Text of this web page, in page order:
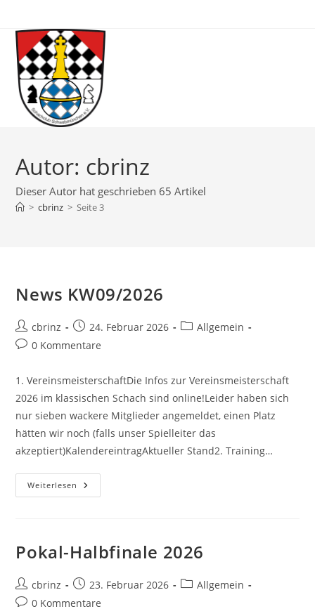
springen
Autor: cbrinz
Dieser Autor hat geschrieben 65 Artikel
> cbrinz > Seite 3
News KW09/2026
Beitrags-
Autor:
cbrinz
Beitrag
veröffentlicht:
24. Februar 2026
Beitrags-
Allgemein
Beitrags-
0 Kommentare
1. VereinsmeisterschaftDie Infos zur Vereinsmeisterschaft
2026 im klassischen Schach sind online!Leider haben sich
nur sieben wackere Mitglieder angemeldet, einen Platz
hätten wir noch (falls unser Spielleiter das
akzeptiert)KalendereintragAktueller Stand2. Training…
Weiterlesen News
KW09/2026
Pokal-Halbfinale 2026
Beitrags-
Autor:
cbrinz
Beitrag
veröffentlicht:
23. Februar 2026
Beitrags-
Allgemein
Beitrags-
0 Kommentare